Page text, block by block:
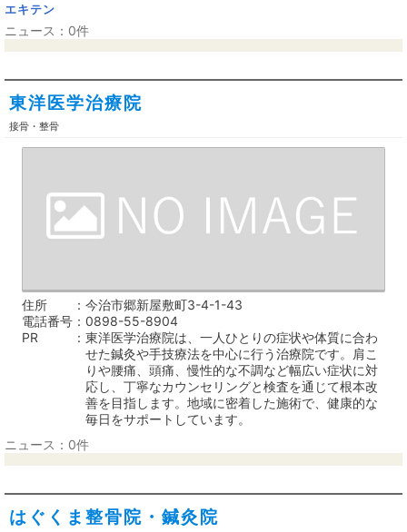
エキテン
ニュース：0件
東洋医学治療院
接骨・整骨
住所
今治市郷新屋敷町3-4-1-43
電話番号
0898-55-8904
PR
東洋医学治療院は、一人ひとりの症状や体質に合わ
せた鍼灸や手技療法を中心に行う治療院です。肩こ
りや腰痛、頭痛、慢性的な不調など幅広い症状に対
応し、丁寧なカウンセリングと検査を通じて根本改
善を目指します。地域に密着した施術で、健康的な
毎日をサポートしています。
ニュース：0件
はぐくま整骨院・鍼灸院